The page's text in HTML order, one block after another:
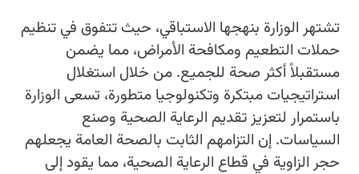
تشتهر الوزارة بنهجها الاستباقي، حيث تتفوق في تنظيم
حملات التطعيم ومكافحة الأمراض، مما يضمن
مستقبلاً أكثر صحة للجميع. من خلال استغلال
استراتيجيات مبتكرة وتكنولوجيا متطورة، تسعى الوزارة
باستمرار لتعزيز تقديم الرعاية الصحية وصنع
السياسات. إن التزامهم الثابت بالصحة العامة يجعلهم
حجر الزاوية في قطاع الرعاية الصحية، مما يقود إلى